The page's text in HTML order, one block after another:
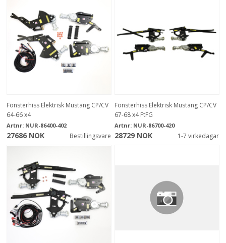
Fönsterhiss Elektrisk Mustang CP/CV
64-66 x4
Artnr: NUR-86400-402
27686 NOK Bestillingsvare
Fönsterhiss Elektrisk Mustang CP/CV
67-68 x4 FtFG
Artnr: NUR-86700-420
28729 NOK 1-7 virkedagar